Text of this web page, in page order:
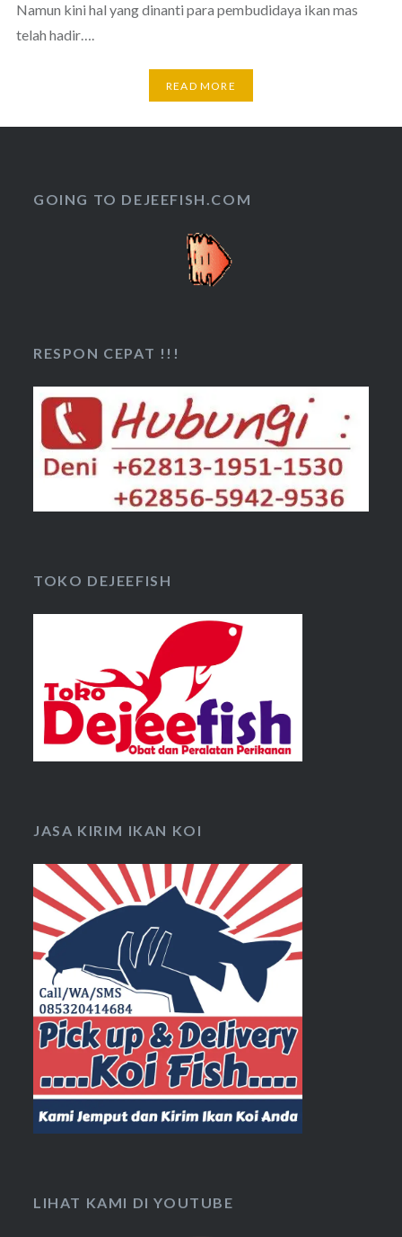
Namun kini hal yang dinanti para pembudidaya ikan mas
telah hadir….
READ MORE
GOING TO DEJEEFISH.COM
RESPON CEPAT !!!
TOKO DEJEEFISH
JASA KIRIM IKAN KOI
LIHAT KAMI DI YOUTUBE